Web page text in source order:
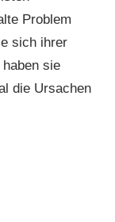
Problem
sich ihrer
sie
die Ursachen